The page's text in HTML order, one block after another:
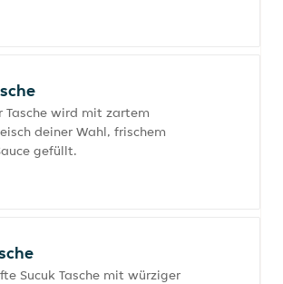
Tasche wird mit zartem
deiner Wahl, frischem
gefüllt.
Sucuk Tasche mit würziger